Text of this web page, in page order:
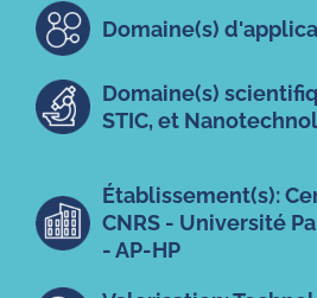
Domaine(s)
Domaine(s)
STIC, et
Établissement(s):
CNRS - Université
- AP-HP